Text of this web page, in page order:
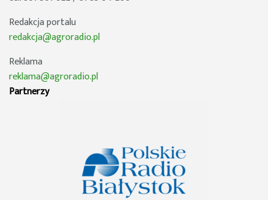
Redakcja portalu
redakcja@agroradio.pl
Reklama
reklama@agroradio.pl
Partnerzy